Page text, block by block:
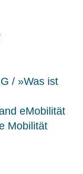
/ »Was ist
eMobilität
Mobilität